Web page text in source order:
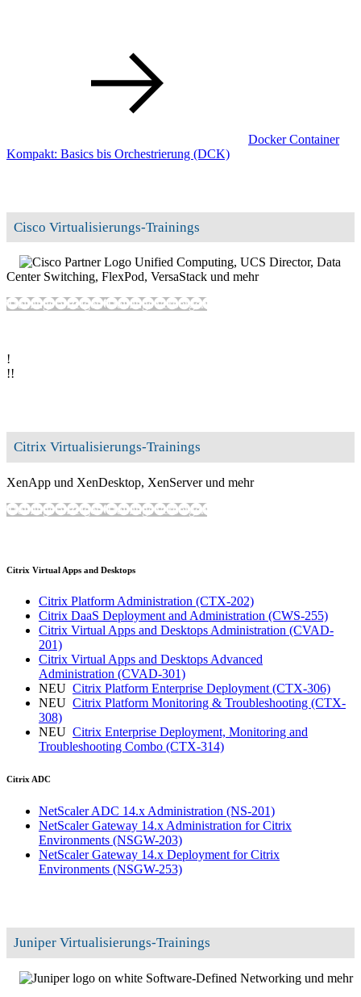
Docker Container
Kompakt: Basics bis Orchestrierung (DCK)
Cisco Virtualisierungs-Trainings
Unified Computing, UCS Director, Data
Center Switching, FlexPod, VersaStack und mehr
Trainings anzeigenTrainings verbergen
!
!!
Citrix Virtualisierungs-Trainings
XenApp und XenDesktop, XenServer und mehr
Trainings anzeigenTrainings verbergen
Citrix Virtual Apps and Desktops
Citrix Platform Administration (CTX-202)
Citrix DaaS Deployment and Administration (CWS-255)
Citrix Virtual Apps and Desktops Administration (CVAD-
201)
Citrix Virtual Apps and Desktops Advanced
Administration (CVAD-301)
NEU Citrix Platform Enterprise Deployment(CTX-306)
NEU Citrix Platform Monitoring & Troubleshooting (CTX-
308)
NEU Citrix Enterprise Deployment, Monitoring and
Troubleshooting Combo (CTX-314)
Citrix ADC
NetScaler ADC 14.x Administration (NS-201)
NetScaler Gateway 14.x Administration for Citrix
Environments (NSGW-203)
NetScaler Gateway 14.x Deployment for Citrix
Environments (NSGW-253)
Juniper Virtualisierungs-Trainings
Software-Defined Networking und mehr